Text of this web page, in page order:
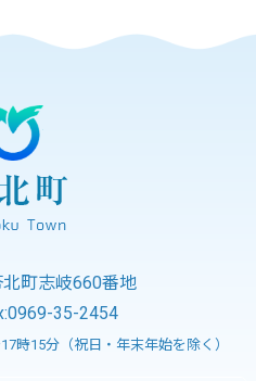
町志岐660番地
35-2454
時15分（祝日・年末年始を除く）